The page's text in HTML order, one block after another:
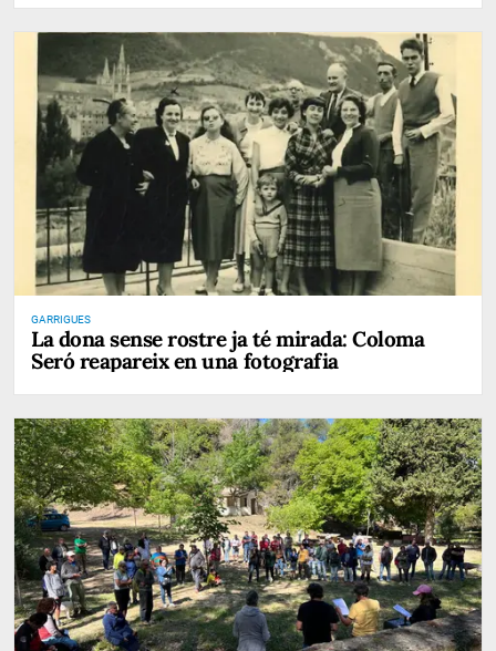
GARRIGUES
La dona sense rostre ja té mirada: Coloma
Seró reapareix en una fotografia